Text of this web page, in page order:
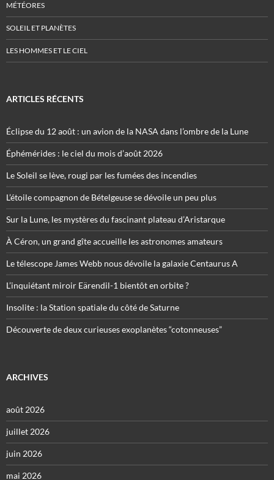
MÉTÉORES
SOLEIL ET PLANÈTES
LES HOMMES ET LE CIEL
ARTICLES RÉCENTS
Éclipse du 12 août : un avion de la NASA dans l’ombre de la Lune
Éphémérides : le ciel du mois d’août 2026
Le Soleil se lève, rougi par les fumées des incendies
L’étoile compagnon de Bételgeuse se dévoile un peu plus
Sur la Lune, les mystères du fascinant plateau d’Aristarque
À Céron, un grand gîte accueille les astronomes amateurs
Le télescope James Webb nous dévoile la galaxie Centaurus A
L’inquiétant miroir Eärendil-1 bientôt en orbite ?
Insolite : la Station spatiale du côté de Saturne
Découverte de deux curieuses exoplanètes “cotonneuses”
ARCHIVES
août 2026
juillet 2026
juin 2026
mai 2026